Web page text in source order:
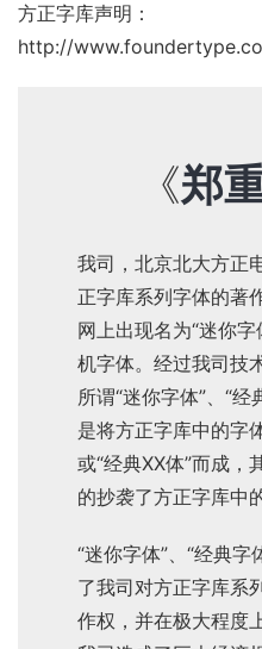
方正字库声明：
http://
《郑
我司，北京北大方正
正字库系列字体的著
网上出现名为“迷你字
机字体。经过我司技
所谓“迷你字体”、“
是将方正字库中的字
或“经典XX体”而成，
的抄袭了方正字库中
“迷你字体”、“经典
了我司对方正字库系
作权，并在极大程度